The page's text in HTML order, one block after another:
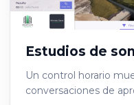
Estudios de
Un control horario
conversaciones de